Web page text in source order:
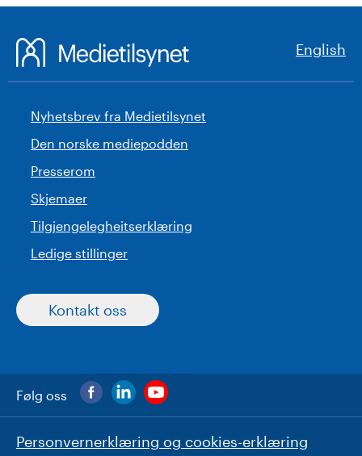
English
Nyhetsbrev fra Medietilsynet
Den norske mediepodden
Presserom
Skjemaer
Tilgjengelegheitserklæring
Ledige stillinger
Kontakt oss
Personvernerklæring og cookies-erklæring
Følg oss